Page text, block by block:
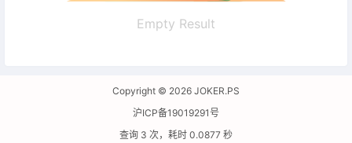
Empty Result
Copyright © 2026 JOKER.PS
沪ICP备19019291号
查询 3 次，耗时 0.0877 秒